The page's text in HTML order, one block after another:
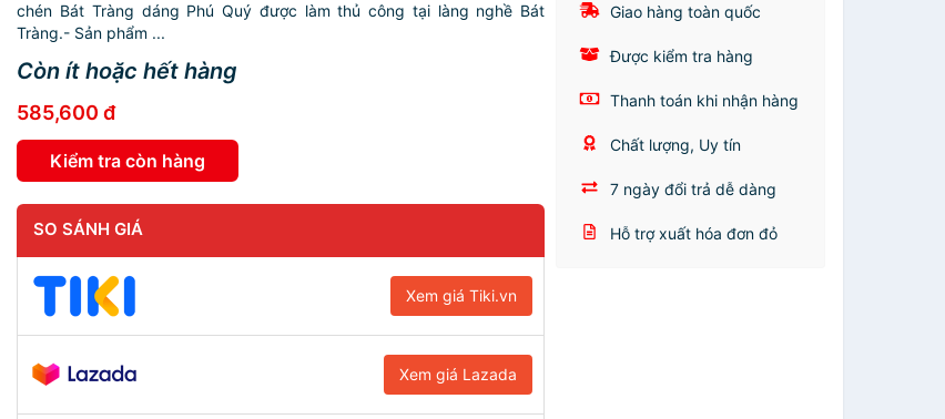
chén Bát Tràng dáng Phú Quý được làm thủ công tại làng nghề Bát
Tràng.- Sản phẩm ...
Còn ít hoặc hết hàng
585,600 đ
Kiểm tra còn hàng
SO SÁNH GIÁ
Xem giá Tiki.vn
Xem giá Lazada
Giao hàng toàn quốc
Được kiểm tra hàng
Thanh toán khi nhận hàng
Chất lượng, Uy tín
7 ngày đổi trả dễ dàng
Hỗ trợ xuất hóa đơn đỏ